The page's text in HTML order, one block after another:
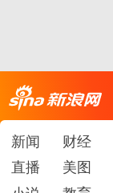
新闻 财经
直播
美图